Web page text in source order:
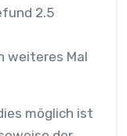
2.5
weiteres Mal
möglich ist